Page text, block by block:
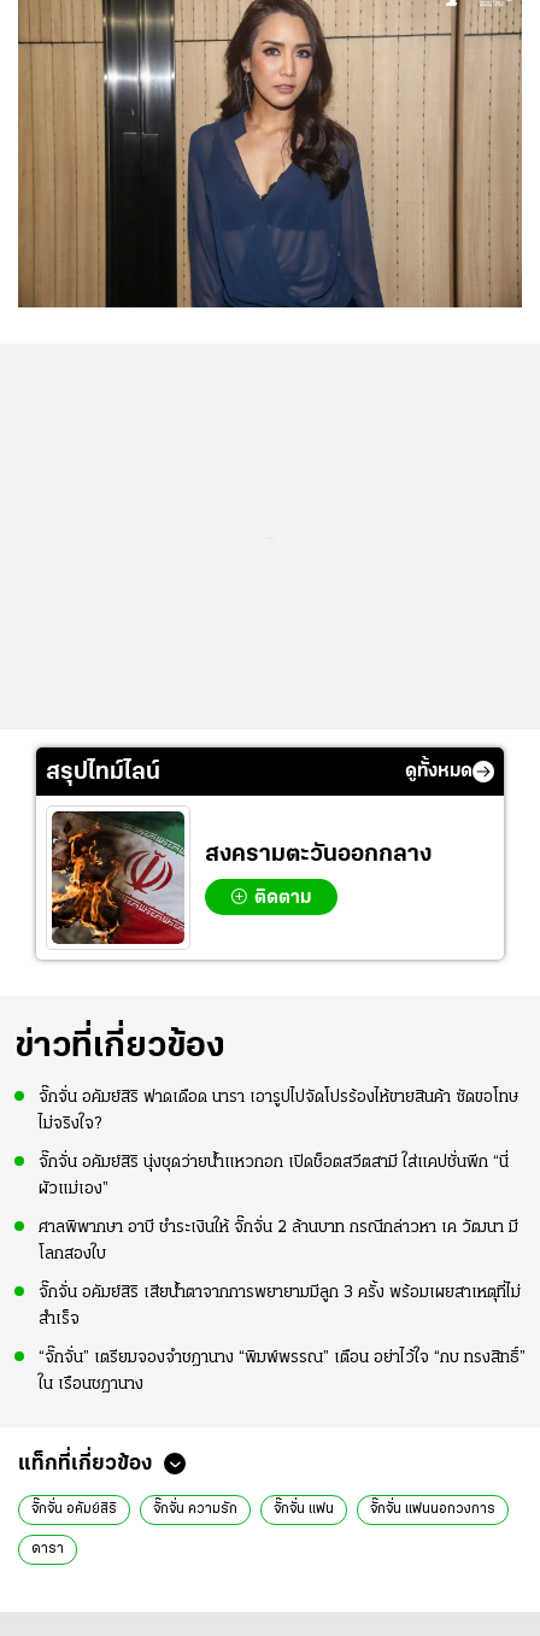
สรุปไทม์ไลน์ ดูทั้งหมด
สงครามตะวันออกกลาง
ติดตาม
ข่าวที่เกี่ยวข้อง
จั๊กจั่น อคัมย์สิริ ฟาดเดือด นารา เอารูปไปจัดโปรร้องไห้ขายสินค้า ซัดขอโทษ
ไม่จริงใจ?
จั๊กจั่น อคัมย์สิริ นุ่งชุดว่ายน้ำแหวกอก เปิดช็อตสวีตสามี ใส่แคปชั่นพีก “นี่
ผัวแม่เอง”
ศาลพิพากษา อาบี ชำระเงินให้ จั๊กจั่น 2 ล้านบาท กรณีกล่าวหา เค วัฒนา มี
โลกสองใบ
จั๊กจั่น อคัมย์สิริ เสียน้ำตาจากการพยายามมีลูก 3 ครั้ง พร้อมเผยสาเหตุที่ไม่
สำเร็จ
“จั๊กจั่น” เตรียมจองจำชฎานาง “พิมพ์พรรณ” เตือน อย่าไว้ใจ “กบ ทรงสิทธิ์”
ใน เรือนชฎานาง
แท็กที่เกี่ยวข้อง
จั๊กจั่น อคัมย์สิริ จั๊กจั่น ความรัก จั๊กจั่น แฟน จั๊กจั่น แฟนนอกวงการ
ดารา